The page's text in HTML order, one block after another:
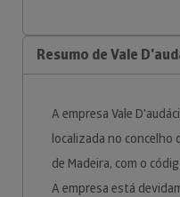
Resumo de Vale
A empresa Vale
localizada no concelho
de Madeira, com o
A empresa está